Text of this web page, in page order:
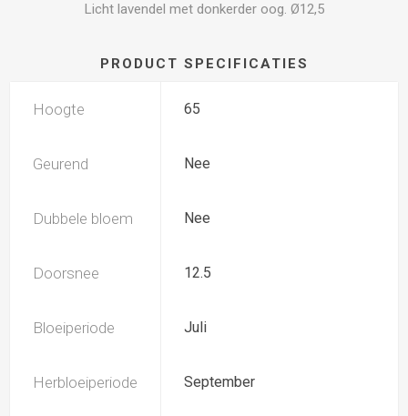
Licht lavendel met donkerder oog. Ø12,5
PRODUCT SPECIFICATIES
Hoogte 65
Geurend Nee
Dubbele bloem Nee
Doorsnee 12.5
Bloeiperiode Juli
Herbloeiperiode September